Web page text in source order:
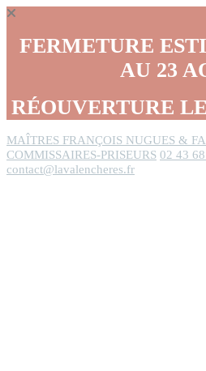
FERMETURE
AU 23
RÉOUVERTURE
MAÎTRES FRANÇOIS NUGUES &
COMMISSAIRES-PRISEURS 02 43
contact@lavalencheres.fr
Panneau de gestion des cookies